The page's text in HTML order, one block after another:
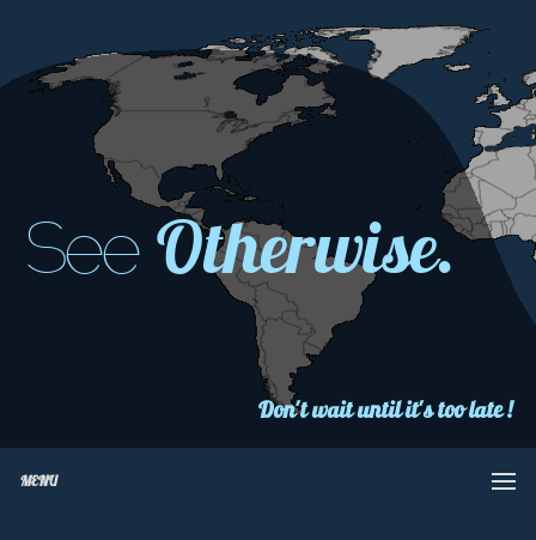
See Otherwise.
Don't wait until it's too late !
MENU